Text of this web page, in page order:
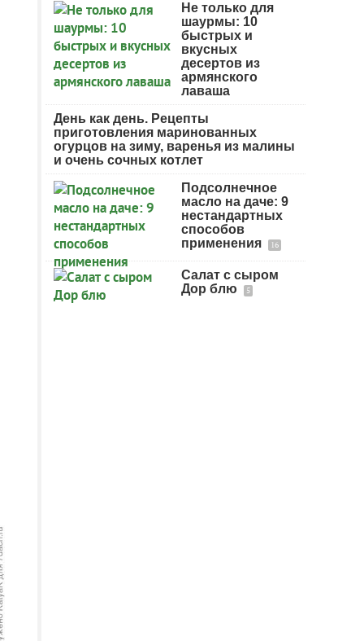
Не только для
шаурмы: 10
быстрых и
вкусных
десертов из
армянского
лаваша
День как день. Рецепты
приготовления маринованных
огурцов на зиму, варенья из малины
и очень сочных котлет
Подсолнечное
масло на даче: 9
нестандартных
способов
применения
16
Салат с сыром
Дор блю
5